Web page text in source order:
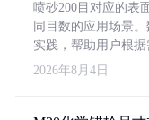
喷砂200目对应的表
同目数的应用场景
实践，帮助用户根据
2026年8月4日